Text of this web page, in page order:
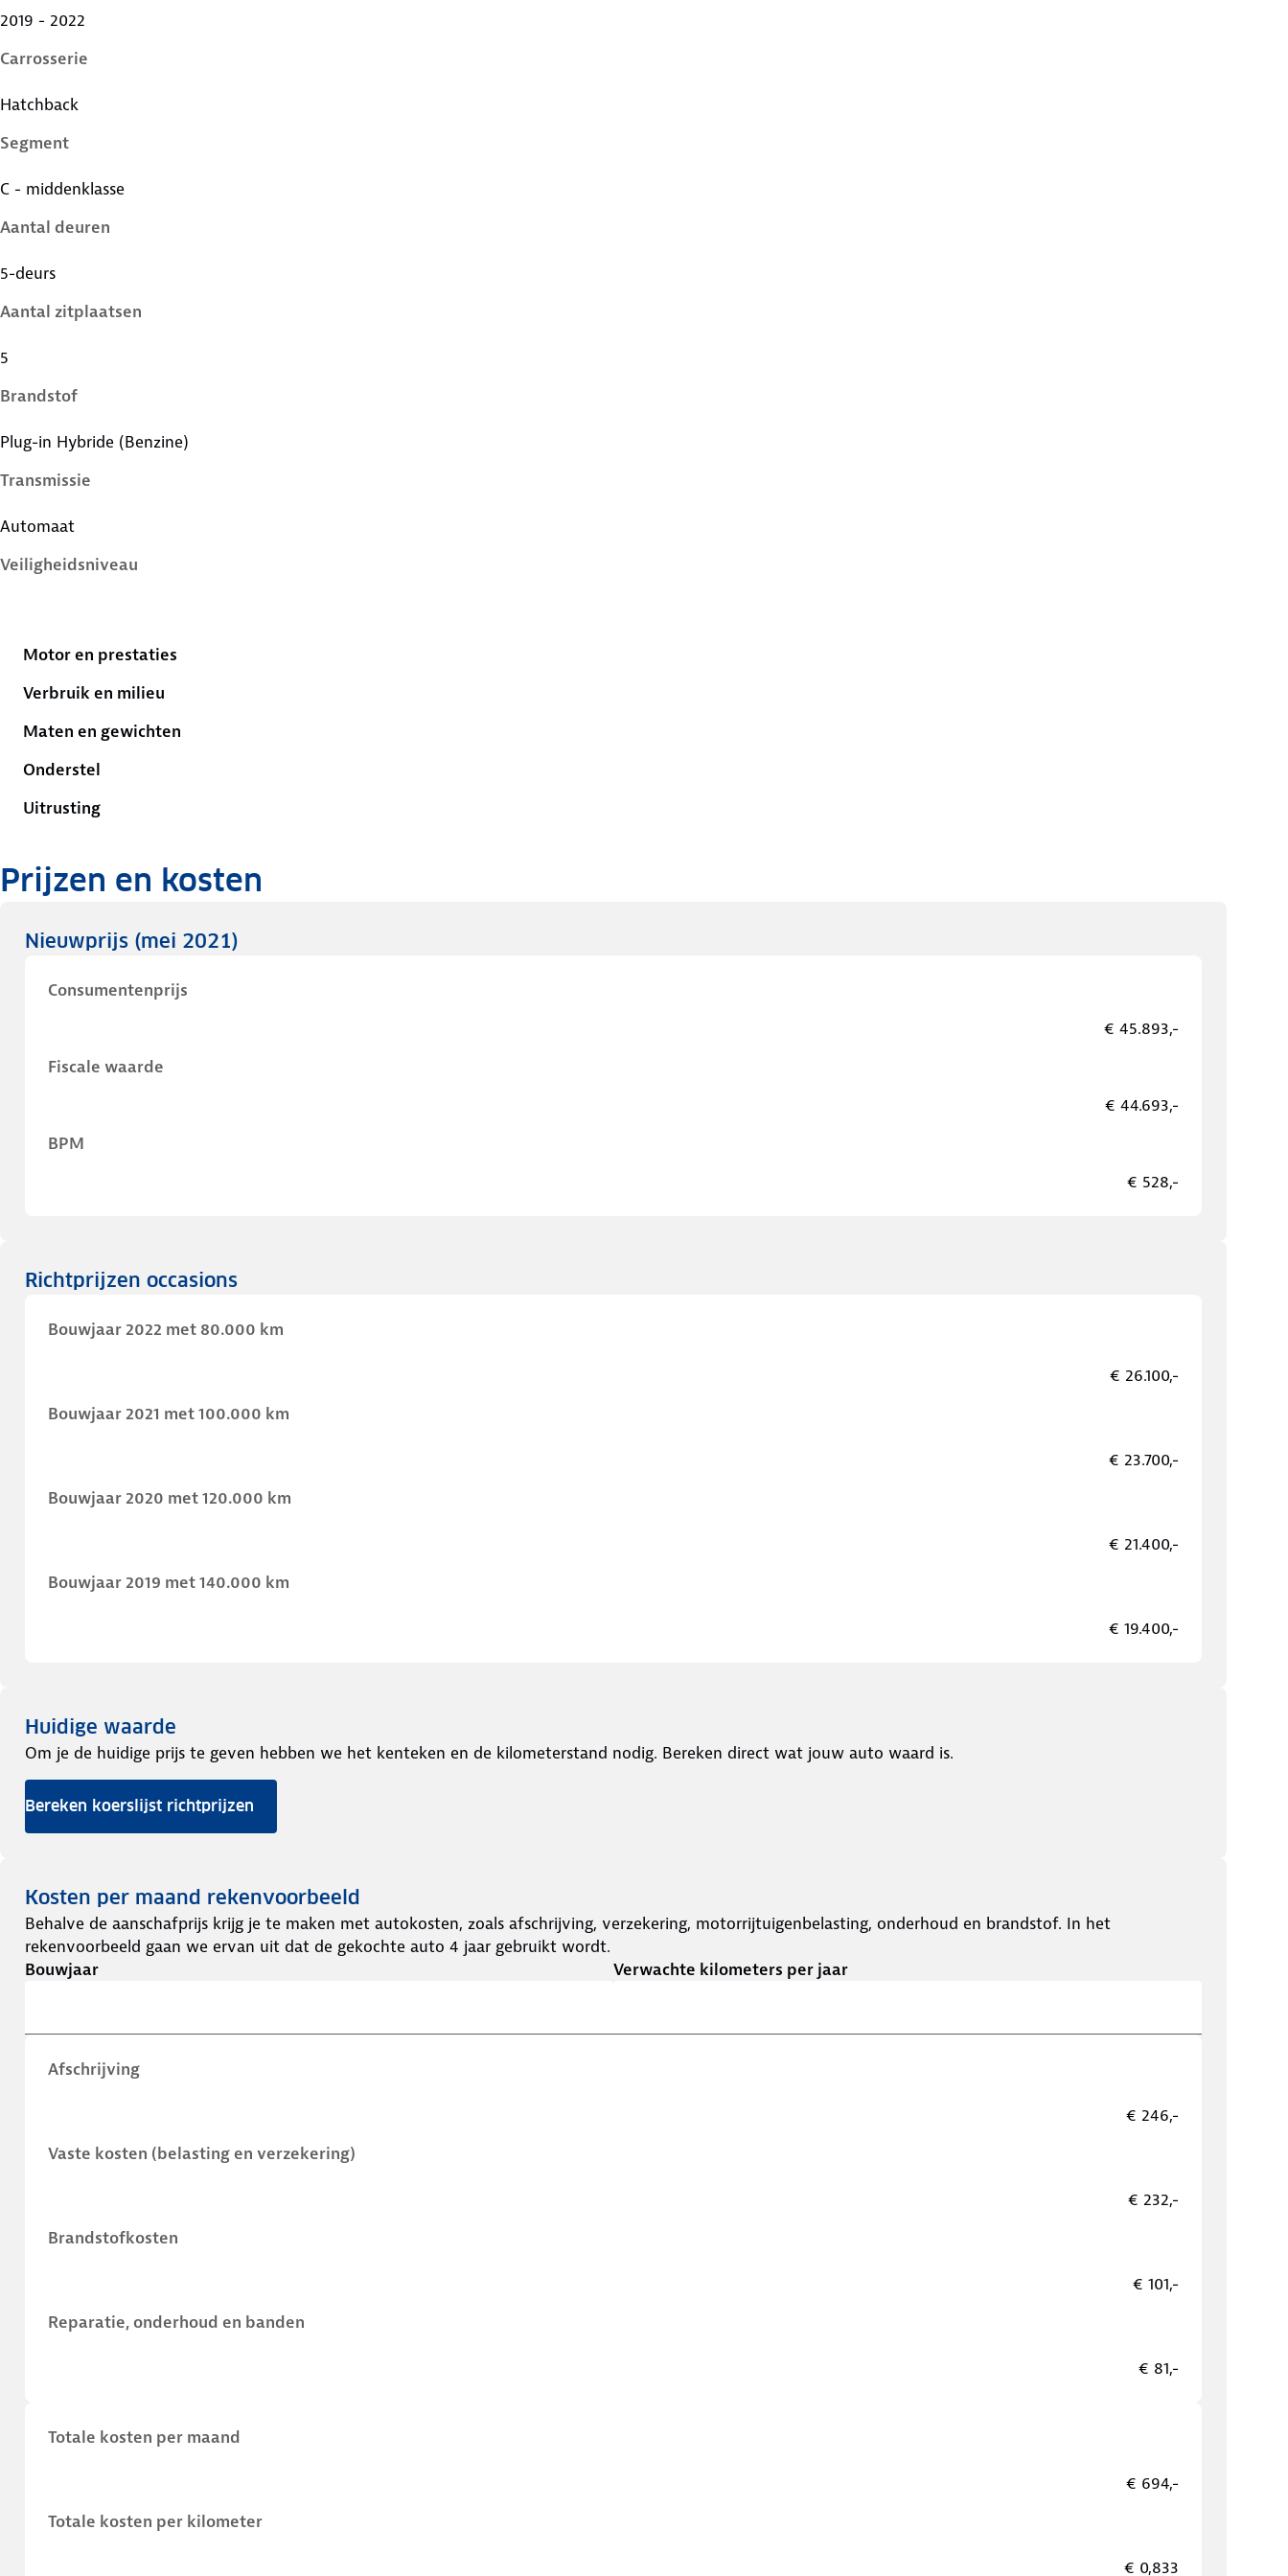
2019 - 2022
Carrosserie
Hatchback
Segment
C - middenklasse
Aantal deuren
5-deurs
Aantal zitplaatsen
5
Brandstof
Plug-in Hybride (Benzine)
Transmissie
Automaat
Veiligheidsniveau
Motor en prestaties
Verbruik en milieu
Maten en gewichten
Onderstel
Uitrusting
Prijzen en kosten
Nieuwprijs (mei 2021)
Consumentenprijs
€ 45.893,-
Fiscale waarde
€ 44.693,-
BPM
€ 528,-
Richtprijzen occasions
Bouwjaar 2022 met 80.000 km
€ 26.100,-
Bouwjaar 2021 met 100.000 km
€ 23.700,-
Bouwjaar 2020 met 120.000 km
€ 21.400,-
Bouwjaar 2019 met 140.000 km
€ 19.400,-
Huidige waarde
Om je de huidige prijs te geven hebben we het kenteken en de kilometerstand nodig. Bereken direct wat jouw auto waard is.
Bereken koerslijst richtprijzen
Kosten per maand rekenvoorbeeld
Behalve de aanschafprijs krijg je te maken met autokosten, zoals afschrijving, verzekering, motorrijtuigenbelasting, onderhoud en brandstof. In het
rekenvoorbeeld gaan we ervan uit dat de gekochte auto 4 jaar gebruikt wordt.
Bouwjaar
Verwachte kilometers per jaar
Afschrijving
€ 246,-
Vaste kosten (belasting en verzekering)
€ 232,-
Brandstofkosten
€ 101,-
Reparatie, onderhoud en banden
€ 81,-
Totale kosten per maand
€ 694,-
Totale kosten per kilometer
€ 0,833